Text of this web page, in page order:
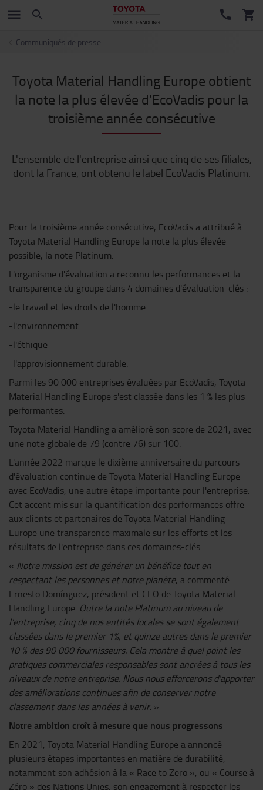
Communiqués de presse
Toyota Material Handling Europe obtient
la note la plus élevée d’EcoVadis pour la
troisième année consécutive
L'ensemble de l'entreprise ainsi que cinq de ses filiales,
dont la France, ont obtenu le label EcoVadis Platinum.
Pour la troisième année consécutive, EcoVadis a attribué à
Toyota Material Handling Europe la note la plus élevée
possible, la note Platinum.
L'organisme d'évaluation a reconnu les performances et la
transparence du groupe dans 4 domaines d'évaluation-clés :
-le travail et les droits de l'homme
-l'environnement
-l'éthique
-l'approvisionnement durable.
Parmi les 90 000 entreprises évaluées par EcoVadis, Toyota
Material Handling Europe s'est classée dans les 1 % les plus
performantes.
Toyota Material Handling a amélioré son score de 2021, avec
une note globale de 79 (contre 76) sur 100.
L'année 2022 marque le dixième anniversaire du parcours
d'évaluation continue de Toyota Material Handling Europe
avec EcoVadis, une autre étape importante pour l'entreprise.
Cet accent mis sur la quantification des performances offre
aux clients et partenaires de Toyota Material Handling
Europe une transparence maximale sur les efforts et les
résultats de l'entreprise dans ces domaines-clés.
« Notre mission est de générer un bénéfice tout en
respectant les personnes et notre planète, a commenté
Ernesto Domínguez, président et CEO de Toyota Material
Handling Europe. Outre la note Platinum au niveau de
l'entreprise, cinq de nos entités locales se sont également
classées dans le premier 1%, et quinze autres dans le premier
10 % des 90 000 fournisseurs. Cela montre à quel point les
pratiques commerciales responsables sont ancrées à tous les
niveaux de notre entreprise. Nous nous efforcerons d'apporter
des améliorations continues afin de conserver notre
classement dans les années à venir. »
Notre ambition croît à mesure que nous progressons
En 2021, Toyota Material Handling Europe a annoncé
plusieurs étapes importantes en matière de durabilité,
notamment son adhésion à la « Race to Zero », ou « Course à
Zéro » des Nations Unies, son engagement à respecter les